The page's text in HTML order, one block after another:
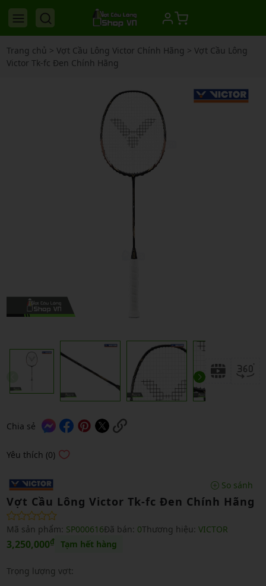
Trang chủ > Vợt Cầu Lông Victor Chính Hãng > Vợt Cầu Lông
Victor Tk-fc Đen Chính Hãng
Chia sẻ
Yêu thích (0)
So sánh
Vợt Cầu Lông Victor Tk-fc Đen Chính Hãng
Mã sản phẩm: SP000616Đã bán: 0Thương hiệu: VICTOR
3,250,000₫ Tạm hết hàng
Trọng lượng vợt: